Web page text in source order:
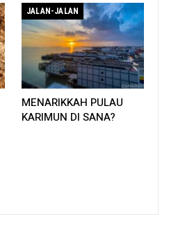
JALAN-JALAN
MENARIKKAH PULAU
KARIMUN DI SANA?